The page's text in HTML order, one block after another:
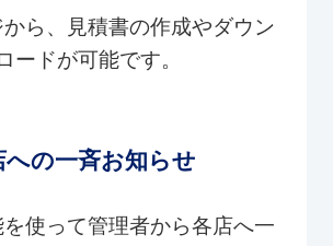
ら、見積書の作成やダウン
ードが可能です。
への一斉お知らせ
使って管理者から各店へ一